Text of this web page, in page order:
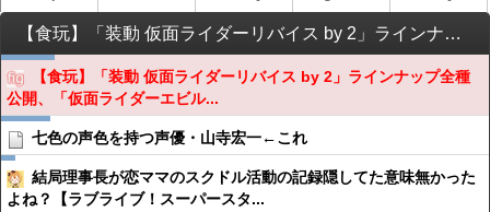
【食玩】「装動 仮面ライダーリバイス by 2」ラインナップ全種公開、「仮面ライダーエビル バットゲノム」も情報公開
【食玩】「装動 仮面ライダーリバイス by 2」ラインナップ全種
公開、「仮面ライダーエビル...
七色の声色を持つ声優・山寺宏一←これ
結局理事長が恋ママのスクドル活動の記録隠してた意味無かった
よね？【ラブライブ！スーパースタ...